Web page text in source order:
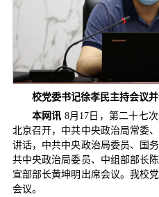
校党委书记徐孝民主持会议
本网讯 8月17日，第二十七
北京召开，中共中央政治局常委
讲话，中共中央政治局委员、国
共中央政治局委员、中组部部长
宣部部长黄坤明出席会议。我校
会议。